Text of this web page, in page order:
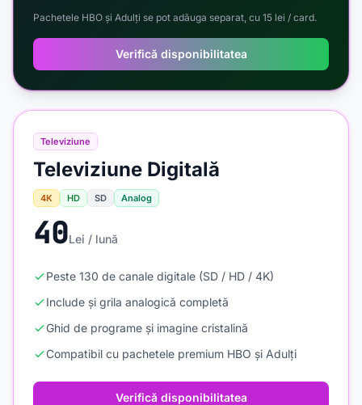
Televiziune
Televiziune Digitală
4K HD SD Analog
40Lei / lună
Peste 130 de canale digitale (SD / HD / 4K)
Include și grila analogică completă
Ghid de programe și imagine cristalină
Compatibil cu pachetele premium HBO și Adulți
Verifică disponibilitatea
Pachetele HBO și Adulți se pot adăuga separat, cu 15 lei / card.
Verifică disponibilitatea